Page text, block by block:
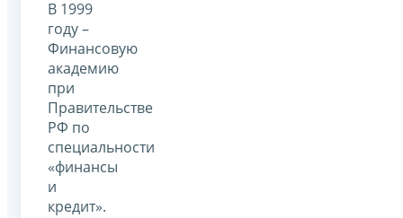
В 1999
году –
Финансовую
академию
при
Правительстве
РФ по
специальности
«финансы
и
кредит».